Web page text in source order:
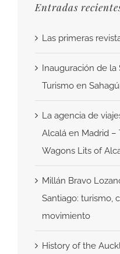
Entradas
Las primeras
Inauguración de la
Turismo en
La agencia de
Alcalá en Madrid
Wagons Lits of
Millán Bravo
Santiago: turismo,
movimiento
History of the